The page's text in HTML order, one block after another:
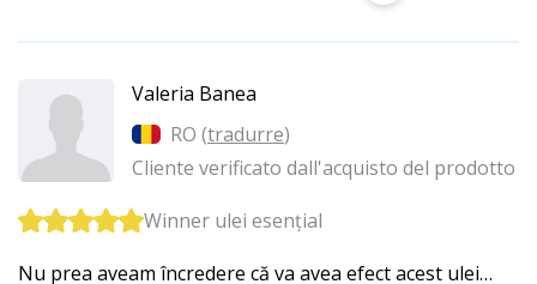
Valeria Banea
RO (tradurre)
Cliente verificato dall'acquisto del prodotto
Winner ulei esențial
Nu prea aveam încredere că va avea efect acest ulei…